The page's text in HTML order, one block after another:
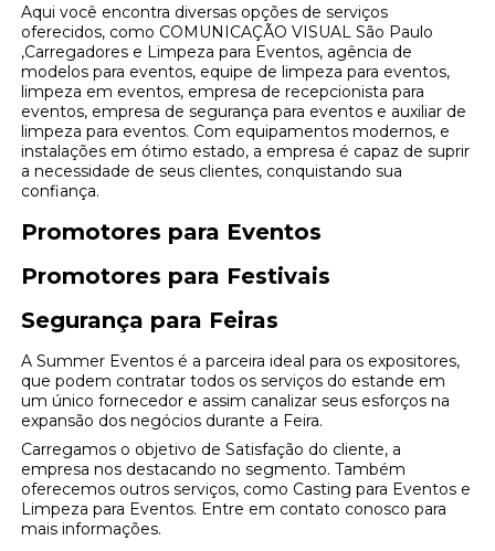
Aqui você encontra diversas opções de serviços
oferecidos, como COMUNICAÇÃO VISUAL São Paulo
,Carregadores e Limpeza para Eventos, agência de
modelos para eventos, equipe de limpeza para eventos,
limpeza em eventos, empresa de recepcionista para
eventos, empresa de segurança para eventos e auxiliar de
limpeza para eventos. Com equipamentos modernos, e
instalações em ótimo estado, a empresa é capaz de suprir
a necessidade de seus clientes, conquistando sua
confiança.
Promotores para Eventos
Promotores para Festivais
Segurança para Feiras
A Summer Eventos é a parceira ideal para os expositores,
que podem contratar todos os serviços do estande em
um único fornecedor e assim canalizar seus esforços na
expansão dos negócios durante a Feira.
Carregamos o objetivo de Satisfação do cliente, a
empresa nos destacando no segmento. Também
oferecemos outros serviços, como Casting para Eventos e
Limpeza para Eventos. Entre em contato conosco para
mais informações.